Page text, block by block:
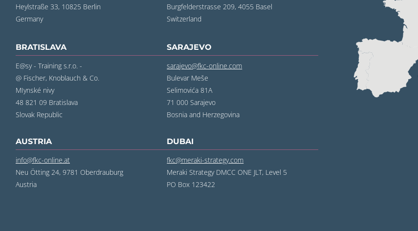
Heylstraße 33, 10825 Berlin
Germany
Burgfelderstrasse 209, 4055 Basel
Switzerland
BRATISLAVA
E@sy - Training s.r.o. -
@ Fischer, Knoblauch & Co.
MIynské nivy
48 821 09 Bratislava
Slovak Republic
SARAJEVO
sarajevo@fkc-online.com
Bulevar Meše
Selimovića 81A
71 000 Sarajevo
Bosnia and Herzegovina
AUSTRIA
info@fkc-online.at
Neu Ötting 24, 9781 Oberdrauburg
Austria
DUBAI
fkc@meraki-strategy.com
Meraki Strategy DMCC ONE JLT, Level 5
PO Box 123422